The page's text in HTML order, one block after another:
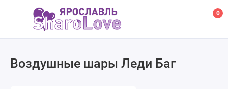
0
Воздушные шары Леди Баг